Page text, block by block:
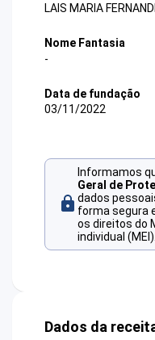
LAIS MARIA
Nome Fantasia
-
Data de fundação
03/11/2022
Informamos
Geral de
dados
forma segura
os direitos do
individual (MEI).
Dados da